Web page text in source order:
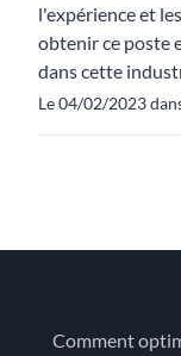
l'expérience et
obtenir ce poste
dans cette
Le 04/02/2023
Comment